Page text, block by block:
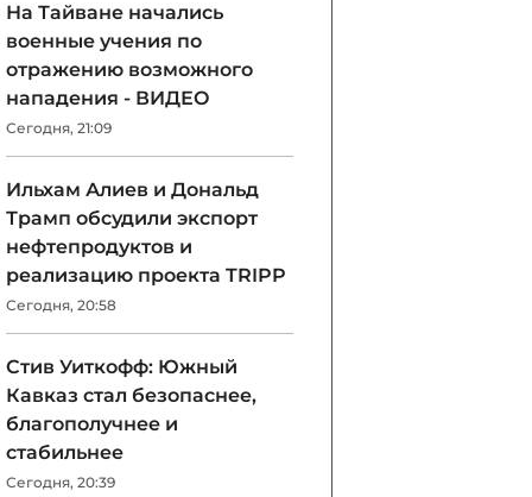
На Тайване начались
военные учения по
отражению возможного
нападения - ВИДЕО
Сегодня, 21:09
Ильхам Алиев и Дональд
Трамп обсудили экспорт
нефтепродуктов и
реализацию проекта TRIPP
Сегодня, 20:58
Стив Уиткофф: Южный
Кавказ стал безопаснее,
благополучнее и
стабильнее
Сегодня, 20:39